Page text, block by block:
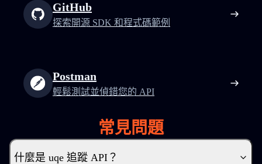
GitHub
探索開源 SDK 和程式碼範例
Postman
輕鬆測試並偵錯您的 API
常見問題
什麼是 uqe 追蹤 API？